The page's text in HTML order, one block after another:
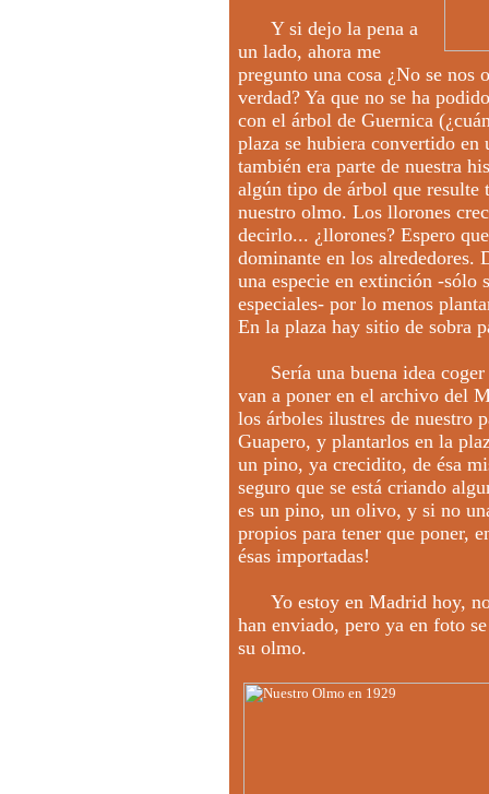
Y si dejo la pena a
un lado, ahora me
pregunto una cosa ¿No se nos
verdad? Ya que no se ha
con el árbol de Guernica
plaza se hubiera convertido en
también era parte de nuestra
algún tipo de árbol que resulte
nuestro olmo. Los llorones
decirlo... ¿llorones? Espero
dominante en los alrededores.
una especie en extinción -sólo
especiales- por lo menos
En la plaza hay sitio de sobra
Sería una buena idea coger
van a poner en el archivo del
los árboles ilustres de nuestro
Guapero, y plantarlos en la
un pino, ya crecidito, de ésa
seguro que se está criando
es un pino, un olivo, y si no
propios para tener que poner,
ésas importadas!
Yo estoy en Madrid hoy, no
han enviado, pero ya en foto
su olmo.